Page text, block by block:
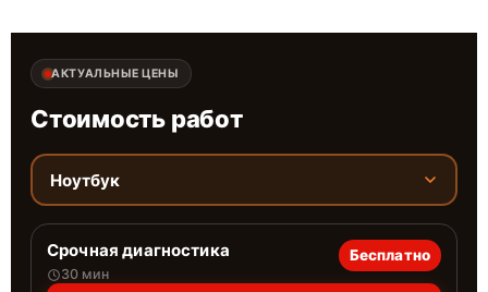
АКТУАЛЬНЫЕ ЦЕНЫ
Стоимость работ
Ноутбук
Срочная диагностика
30 мин
Бесплатно